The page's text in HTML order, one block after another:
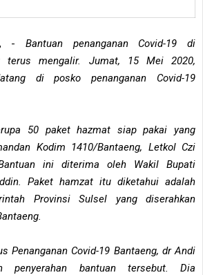
-Bantuan penanganan Covid-19 di
terus mengalir. Jumat, 15 Mei 2020,
di posko penanganan Covid-19
50 paket hazmat siap pakai yang
Kodim 1410/Bantaeng, Letkol Czi
ini diterima oleh Wakil Bupati
Paket hamzat itu diketahui adalah
Provinsi Sulsel yang diserahkan
Penanganan Covid-19 Bantaeng, dr Andi
penyerahan bantuan tersebut. Dia